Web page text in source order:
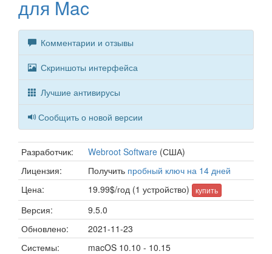
Комментарии и отзывы
Скриншоты интерфейса
Лучшие антивирусы
Сообщить о новой версии
Разработчик: Webroot Software (США)
Лицензия:
Получить пробный ключ на 14 дней
Цена:
19.99$/год (1 устройство) купить
Версия:
9.5.0
Обновлено:
2021-11-23
Системы:
macOS 10.10 - 10.15